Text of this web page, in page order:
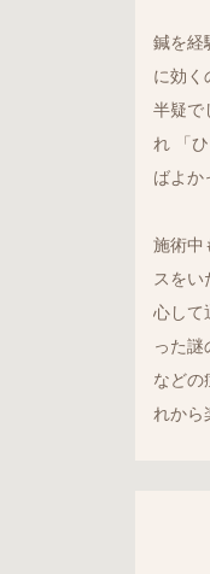
鍼を経
に効く
半疑で
れ 「
ばよか
施術中
スをい
心して
った謎
などの
れから